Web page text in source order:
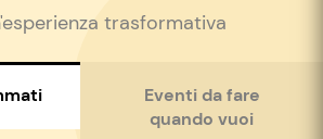
trasformativa
Eventi da fare
quando vuoi